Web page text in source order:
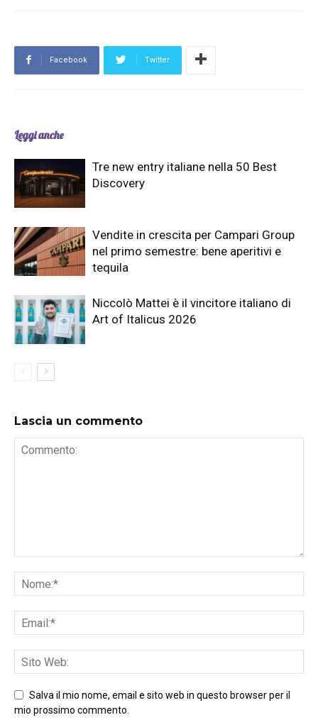
Facebook Twitter
Leggi anche
Tre new entry italiane nella 50 Best
Discovery
Vendite in crescita per Campari Group
nel primo semestre: bene aperitivi e
tequila
Niccolò Mattei è il vincitore italiano di
Art of Italicus 2026
Lascia un commento
Salva il mio nome, email e sito web in questo browser per il
mio prossimo commento.